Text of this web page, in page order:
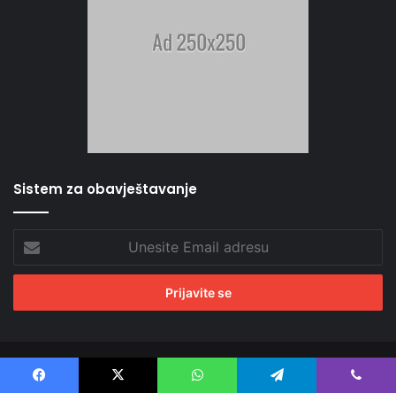
Sistem za obavještavanje
Email
adresu
© Copyright 2026, All Rights Reserved |
Info Mreža by Dizajn